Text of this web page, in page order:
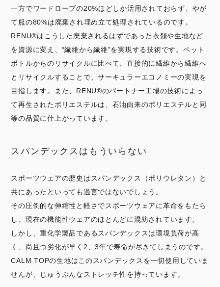
一方でワードローブの20%ほどしか活用されておらず、やが
て服の80%は廃棄され埋め立て処理されているのです。
RENU®︎はこうした廃棄されるはずであった衣類や生地など
を資源に変え、“繊維から繊維”を実現する技術です。ペット
ボトルからのリサイクルに比べて、直接的に繊維から繊維へ
とリサイクルすることで、サーキュラーエコノミーの実現を
目指します。また、RENU®︎のパートナー工場の技術によっ
て再生されたポリエステルは、石油由来のポリエステルと同
等の品質に仕上がっています。
スパンデックスはもういらない
スポーツウェアの歴史はスパンデックス（ポリウレタン）と
共にあったといっても過言ではないでしょう。
その圧倒的な伸縮性と軽さでスポーツウェアに革命をもたら
し、現在の機能性ウェアのほとんどに混紡されています。
しかし、重化学製品であるスパンデックスは環境負荷が高
く、尚且つ劣化が早く2、3年で寿命が尽きてしまうのです。
CALM TOPの生地はこのスパンデックスを一切使用していま
せんが、じゅうぶんなストレッチ性を持っています。